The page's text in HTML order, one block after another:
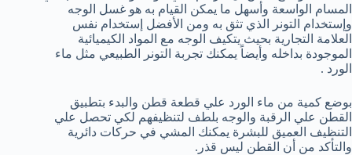
المسام الواسعة وأسهل ما يمكن القيام به هو غسل الوجه
وإستخدام التونر الذي تثق به ومن الأفضل إستخدام نفس
العلامة التجارية بحيث يتكيف الوجه مع المواد الكيميائية
الموجودة بداخله وأيضاً يمكنك تجربة التونر الطبيعي مثل ماء
الورد .
بوضع كمية من ماء الورد علي قطعة قطن والبدء بتطبيق
القطن علي الرقبة والوجه بلطف لتنظيفهم لكي تحصل علي
التنظيف العميق للبشرة يمكنك المشي في حركات دائرية
والتأكد من أن القطن ليس قذر.